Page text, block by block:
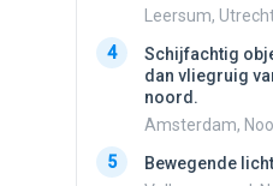
Leersum,
4
Schijfachtig
dan vliegruig
noord.
Amsterdam,
5
Bewegende